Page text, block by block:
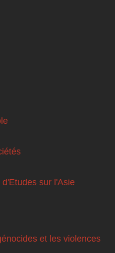
sur l'Asie
et les violences